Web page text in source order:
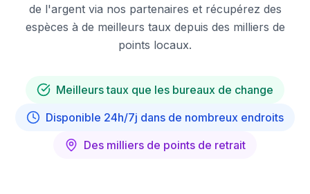
de l'argent via nos partenaires et récupérez des
espèces à de meilleurs taux depuis des milliers de
points locaux.
Meilleurs taux que les bureaux de change
Disponible 24h/7j dans de nombreux endroits
Des milliers de points de retrait